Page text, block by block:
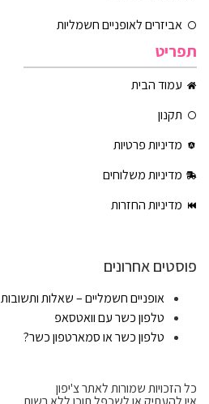
אביזרים לאופניים חשמליות
תפריט
עמוד הבית
תקנון
מדיניות פרטיות
מדיניות משלוחים
מדיניות החזרות
פוסטים אחרונים
אופניים חשמליים – שאלות ותשובות
טלפון כשר עם וואטסאפ
טלפון כשר או סמארטפון כשר?
כל הזכויות שמורות לאתר צ'יפון